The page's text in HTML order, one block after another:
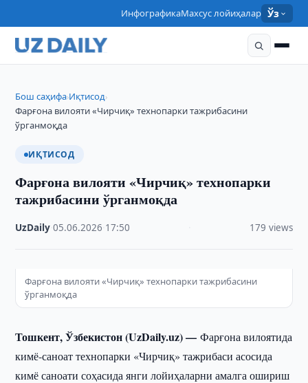
ИнфографикаМахсус лойиҳалар Ўз
Бош саҳифа›Иқтисод›
Фарғона вилояти «Чирчиқ» технопарки тажрибасини
ўрганмоқда
ИҚТИСОД
Фарғона вилояти «Чирчиқ» технопарки
тажрибасини ўрганмоқда
UzDaily ·05.06.2026 17:50 179 views
Фарғона вилояти «Чирчиқ» технопарки тажрибасини
ўрганмоқда
Тошкент, Ўзбекистон (UzDaily.uz) — Фарғона вилоятида
кимё-саноат технопарки «Чирчиқ» тажрибаси асосида
кимё саноати соҳасида янги лойиҳаларни амалга ошириш